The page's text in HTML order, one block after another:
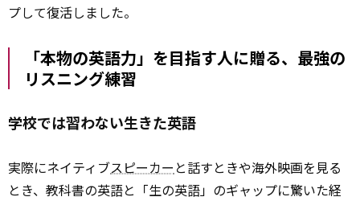
プして復活しました。
「本物の英語力」を目指す人に贈る、最強の
リスニング練習
学校では習わない生きた英語
実際にネイティブスピーカー と話すときや海外映画を見る
とき、教科書の英語と「生の英語」のギャップに驚いた経